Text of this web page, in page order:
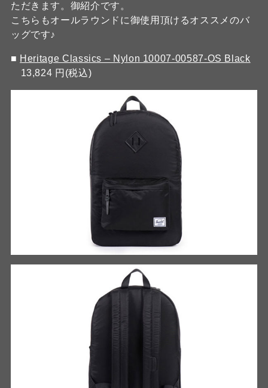
ただきます。御紹介です。
こちらもオールラウンドに御使用頂けるオススメのバ
ッグです♪
■ Heritage Classics – Nylon 10007-00587-OS Black
13,824 円(税込)